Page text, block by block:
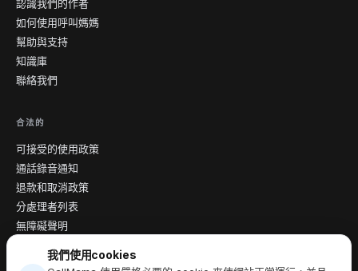
認識我們的作者
如何使用呼叫媽媽
幫助與支持
知識庫
聯絡我們
合法的
可接受的使用政策
通話錄音通知
退款和取消政策
分處理者列表
無障礙聲明
我們使用cookies